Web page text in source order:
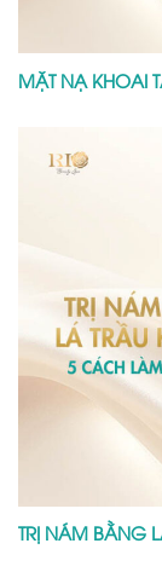
MẶT NẠ KHOAI
TRỊ NÁM BẰNG